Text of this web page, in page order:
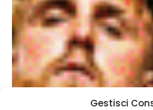
Gestisci